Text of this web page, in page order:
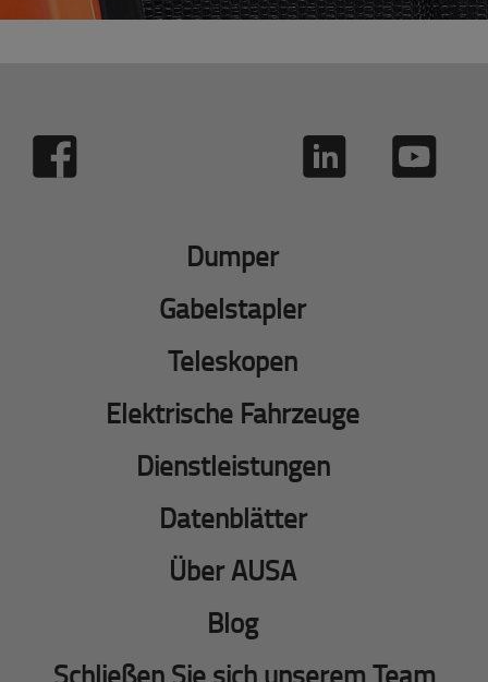
Dumper
Gabelstapler
Teleskopen
Elektrische Fahrzeuge
Dienstleistungen
Datenblätter
Über AUSA
Blog